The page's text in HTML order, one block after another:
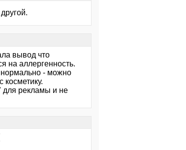
вывод что
на аллергенность.
нормально - можно
для рекламы и не